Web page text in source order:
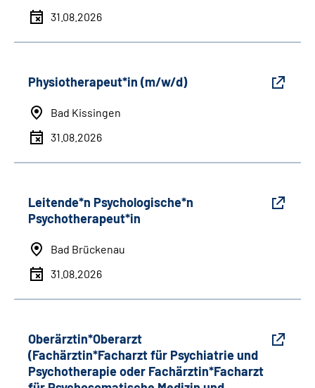
31.08.2026
Physiotherapeut*in (m/w/d)
Bad Kissingen
31.08.2026
Leitende*n Psychologische*n
Psychotherapeut*in
Bad Brückenau
31.08.2026
Oberärztin*Oberarzt
(Fachärztin*Facharzt für Psychiatrie und
Psychotherapie oder Fachärztin*Facharzt